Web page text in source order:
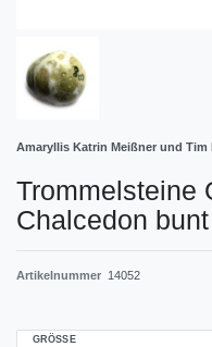
Amaryllis Katrin Meißner und Tim
Trommelsteine
Chalcedon
Artikelnummer 14052
GRÖSSE